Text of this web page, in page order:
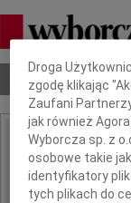
Nekrologi Odeszli
IMIĘ I NAZWISKO:
REGION:
Dbamy o Twoją
Droga
zgodę klikając
Zaufani
jak również
Wyborcza sp. z
osobowe takie
identyfikatory
tych plikach do